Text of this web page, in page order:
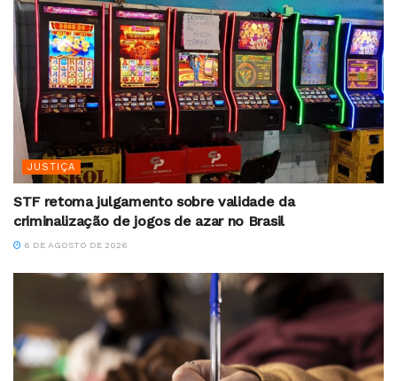
JUSTIÇA
STF retoma julgamento sobre validade da
criminalização de jogos de azar no Brasil
6 DE AGOSTO DE 2026